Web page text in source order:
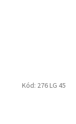
Kód: 276 LG 45